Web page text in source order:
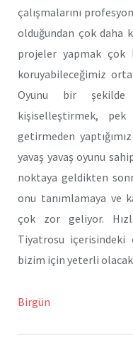
çalışmalarını
olduğundan çok daha
projeler yapmak çok
koruyabileceğimiz
Oyunu bir şekilde
kişiselleştirmek,
getirmeden
yavaş yavaş oyunu
noktaya geldikten
onu tanımlamaya ve
çok zor geliyor.
Tiyatrosu
bizim için yeterli
Birgün